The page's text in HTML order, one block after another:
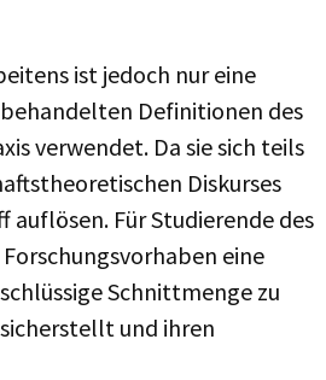
ist jedoch nur eine
Definitionen des
verwendet. Da sie sich teils
Diskurses
auflösen. Für Studierende des
eine
Schnittmenge zu
und ihren